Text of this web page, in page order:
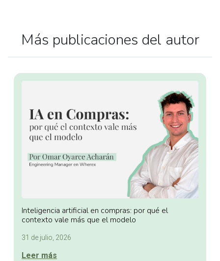
Más publicaciones del autor
Inteligencia artificial en compras: por qué el
contexto vale más que el modelo
31 de julio, 2026
Leer más